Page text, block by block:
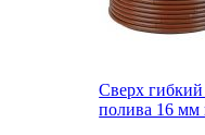
Сверх
полива 16 мм